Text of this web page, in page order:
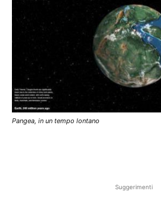
Pangea, in un tempo lontano
Suggerimenti